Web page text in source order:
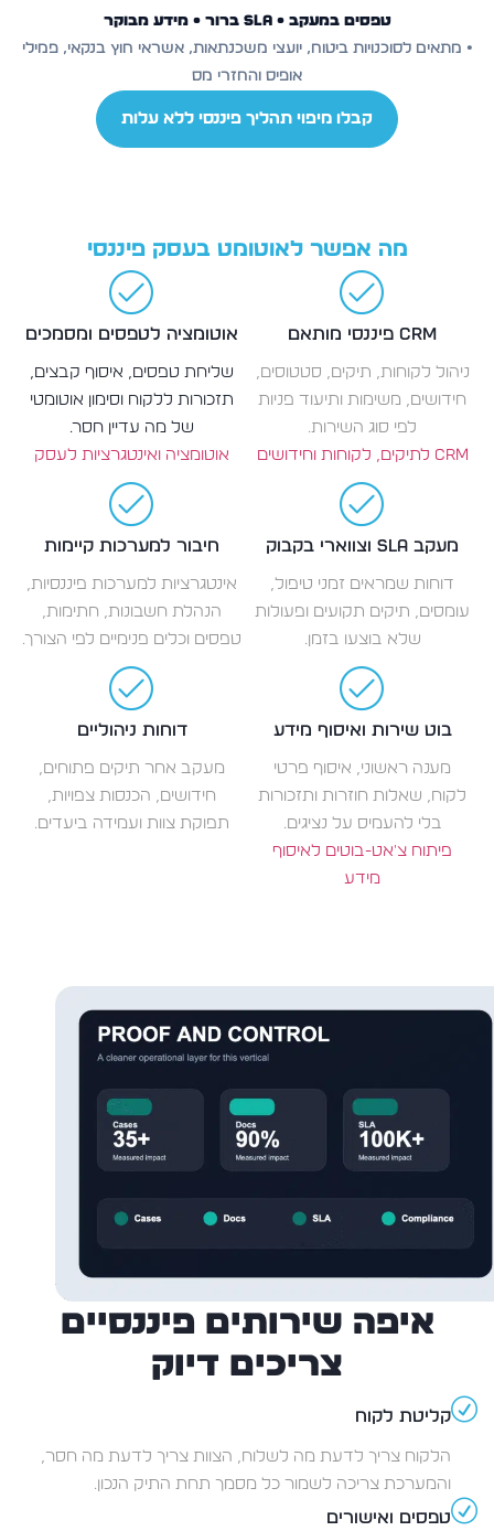
טפסים במעקב • SLA ברור • מידע מבוקר
• מתאים לסוכנויות ביטוח, יועצי משכנתאות, אשראי חוץ בנקאי, פמילי
אופיס והחזרי מס
קבלו מיפוי תהליך פיננסי ללא עלות
מה אפשר לאוטומט בעסק פיננסי
CRM פיננסי מותאם
ניהול לקוחות, תיקים, סטטוסים,
חידושים, משימות ותיעוד פניות
לפי סוג השירות.
CRM לתיקים, לקוחות וחידושים
אוטומציה לטפסים ומסמכים
שליחת טפסים, איסוף קבצים,
תזכורות ללקוח וסימון אוטומטי
של מה עדיין חסר.
אוטומציה ואינטגרציות לעסק
מעקב SLA וצווארי בקבוק
דוחות שמראים זמני טיפול,
עומסים, תיקים תקועים ופעולות
שלא בוצעו בזמן.
חיבור למערכות קיימות
אינטגרציות למערכות פיננסיות,
הנהלת חשבונות, חתימות,
טפסים וכלים פנימיים לפי הצורך.
בוט שירות ואיסוף מידע
מענה ראשוני, איסוף פרטי
לקוח, שאלות חוזרות ותזכורות
בלי להעמיס על נציגים.
פיתוח צ'אט-בוטים לאיסוף
מידע
דוחות ניהוליים
מעקב אחר תיקים פתוחים,
חידושים, הכנסות צפויות,
תפוקת צוות ועמידה ביעדים.
איפה שירותים פיננסיים
צריכים דיוק
קליטת לקוח
הלקוח צריך לדעת מה לשלוח, הצוות צריך לדעת מה חסר,
והמערכת צריכה לשמור כל מסמך תחת התיק הנכון.
טפסים ואישורים